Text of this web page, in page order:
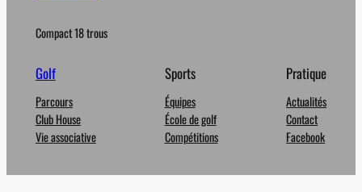
Compact 18 trous
Golf
Parcours
Club House
Vie associative
Sports
Équipes
École de golf
Compétitions
Pratique
Actualités
Contact
Facebook